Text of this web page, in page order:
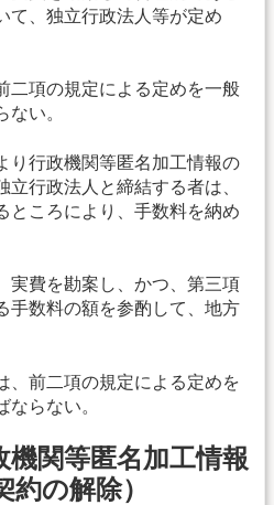
て、独立行政法人等が定め
項の規定による定めを一般
い。
り行政機関等匿名加工情報の
行政法人と締結する者は、
ところにより、手数料を納め
費を勘案し、かつ、第三項
手数料の額を参酌して、地方
前二項の規定による定めを
らない。
関等匿名加工情報
の解除）